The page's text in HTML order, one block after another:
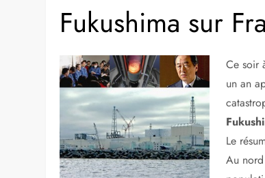
Fukushima sur
Ce soir
un an
Le
Au